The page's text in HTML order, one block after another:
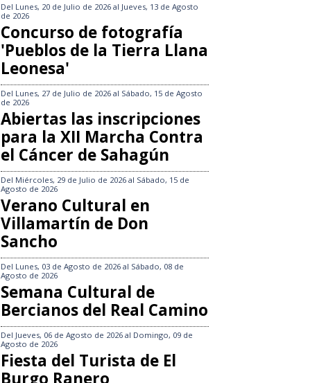
Del Lunes, 20 de Julio de 2026 al Jueves, 13 de Agosto
de 2026
Concurso de fotografía
'Pueblos de la Tierra Llana
Leonesa'
Del Lunes, 27 de Julio de 2026 al Sábado, 15 de Agosto
de 2026
Abiertas las inscripciones
para la XII Marcha Contra
el Cáncer de Sahagún
Del Miércoles, 29 de Julio de 2026 al Sábado, 15 de
Agosto de 2026
Verano Cultural en
Villamartín de Don
Sancho
Del Lunes, 03 de Agosto de 2026 al Sábado, 08 de
Agosto de 2026
Semana Cultural de
Bercianos del Real Camino
Del Jueves, 06 de Agosto de 2026 al Domingo, 09 de
Agosto de 2026
Fiesta del Turista de El
Burgo Ranero